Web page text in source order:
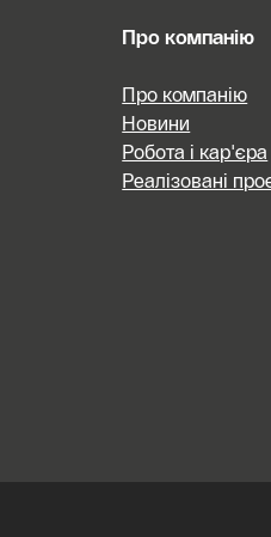
Про компанію
Про компанію
Новини
Робота і кар'єра
Реалізовані